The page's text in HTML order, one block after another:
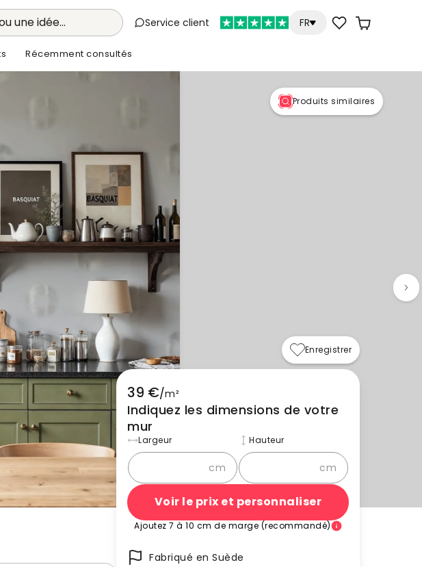
une idée... Service client FR
Récemment consultés
Produits similaires
Enregistrer
39 €/m²
Indiquez les dimensions de votre
mur
Largeur
cm
Hauteur
cm
Voir le prix et personnaliser
Ajoutez 7 à 10 cm de marge (recommandé)
Fabriqué en Suède